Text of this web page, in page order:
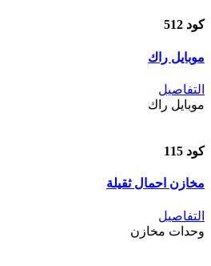
كود 512
موبايل راك
التفاصيل
موبايل راك
كود 115
مخازن احمال ثقيلة
التفاصيل
وحدات مخازن